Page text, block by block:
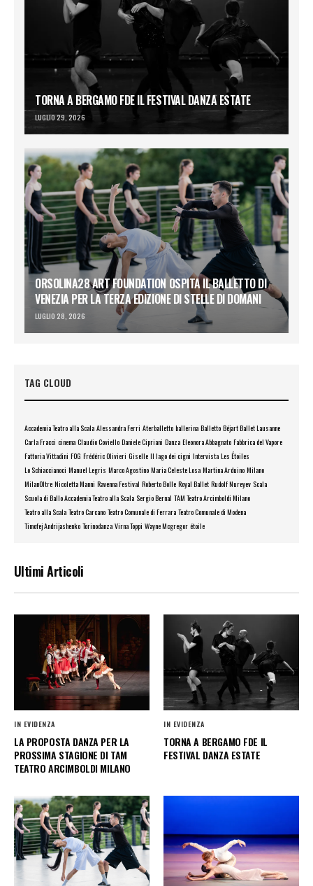
TORNA A BERGAMO FDE IL FESTIVAL DANZA ESTATE
LUGLIO 29, 2026
ORSOLINA28 ART FOUNDATION OSPITA IL BALLETTO DI
VENEZIA PER LA TERZA EDIZIONE DI STELLE DI DOMANI
LUGLIO 28, 2026
TAG CLOUD
Accademia Teatro alla Scala Alessandra Ferri Aterballetto ballerina Balletto Béjart Ballet Lausanne
Carla Fracci cinema Claudio Coviello Daniele Cipriani Danza Eleonora Abbagnato Fabbrica del Vapore
Fattoria Vittadini FOG Frédéric Olivieri Giselle Il lago dei cigni Intervista Les Étoiles
Lo Schiaccianoci Manuel Legris Marco Agostino Maria Celeste Losa Martina Arduino Milano
MilanOltre Nicoletta Manni Ravenna Festival Roberto Bolle Royal Ballet Rudolf Nureyev Scala
Scuola di Ballo Accademia Teatro alla Scala Sergio Bernal TAM Teatro Arcimboldi Milano
Teatro alla Scala Teatro Carcano Teatro Comunale di Ferrara Teatro Comunale di Modena
Timofej Andrijashenko Torinodanza Virna Toppi Wayne Mcgregor étoile
Ultimi Articoli
IN EVIDENZA
LA PROPOSTA DANZA PER LA
PROSSIMA STAGIONE DI TAM
TEATRO ARCIMBOLDI MILANO
IN EVIDENZA
TORNA A BERGAMO FDE IL
FESTIVAL DANZA ESTATE